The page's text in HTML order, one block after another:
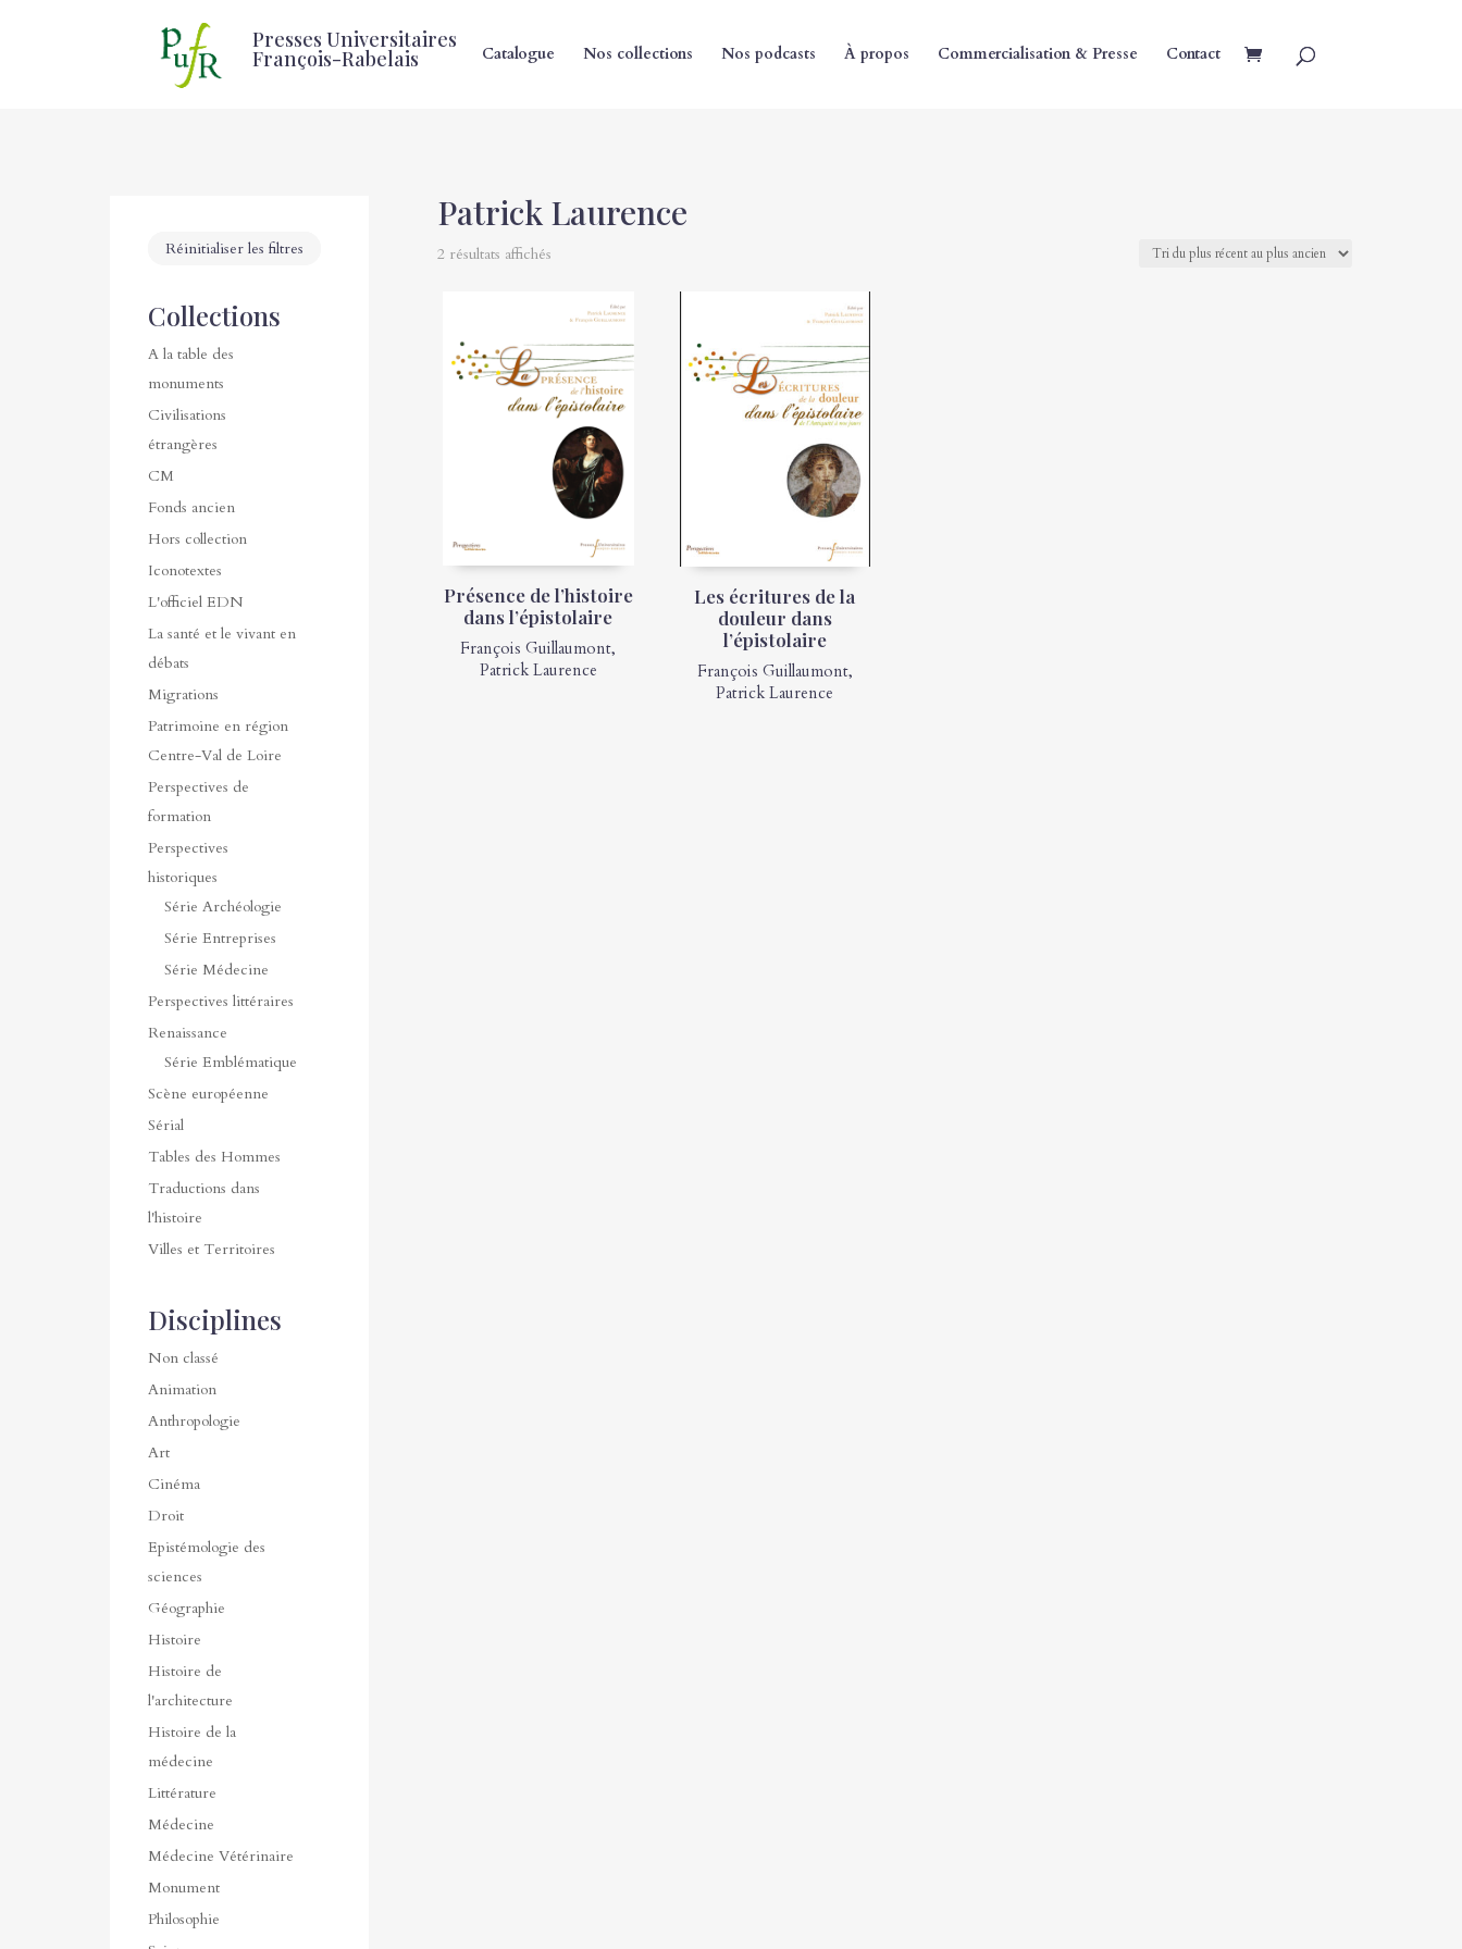
Presses Universitaires
François-Rabelais Catalogue Nos collections Nos podcasts À propos Commercialisation & Presse Contact
Réinitialiser les filtres
Collections
A la table des
monuments
Civilisations
étrangères
CM
Fonds ancien
Hors collection
Iconotextes
L'officiel EDN
La santé et le vivant en
débats
Migrations
Patrimoine en région
Centre-Val de Loire
Perspectives de
formation
Perspectives
historiques
Série Archéologie
Série Entreprises
Série Médecine
Perspectives littéraires
Renaissance
Série Emblématique
Scène européenne
Sérial
Tables des Hommes
Traductions dans
l'histoire
Villes et Territoires
Disciplines
Non classé
Animation
Anthropologie
Art
Cinéma
Droit
Epistémologie des
sciences
Géographie
Histoire
Histoire de
l'architecture
Histoire de la
médecine
Littérature
Médecine
Médecine Vétérinaire
Monument
Philosophie
Patrick Laurence
2 résultats affichés
Présence de l’histoire
dans l’épistolaire
François Guillaumont,
Patrick Laurence
Les écritures de la
douleur dans
l’épistolaire
François Guillaumont,
Patrick Laurence